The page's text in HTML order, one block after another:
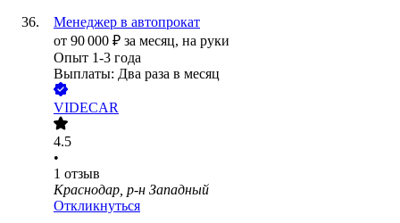
Менеджер в автопрокат
от 90 000 ₽ за месяц, на руки
Опыт 1-3 года
Выплаты: Два раза в месяц
VIDECAR
4.5
•
1 отзыв
Краснодар, р-н Западный
Откликнуться